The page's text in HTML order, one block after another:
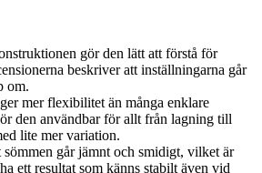
gör den lätt att förstå för
beskriver att inställningarna går
om.
mer flexibilitet än många enklare
den användbar för allt från lagning till
lite mer variation.
går jämnt och smidigt, vilket är
ett resultat som känns stabilt även vid